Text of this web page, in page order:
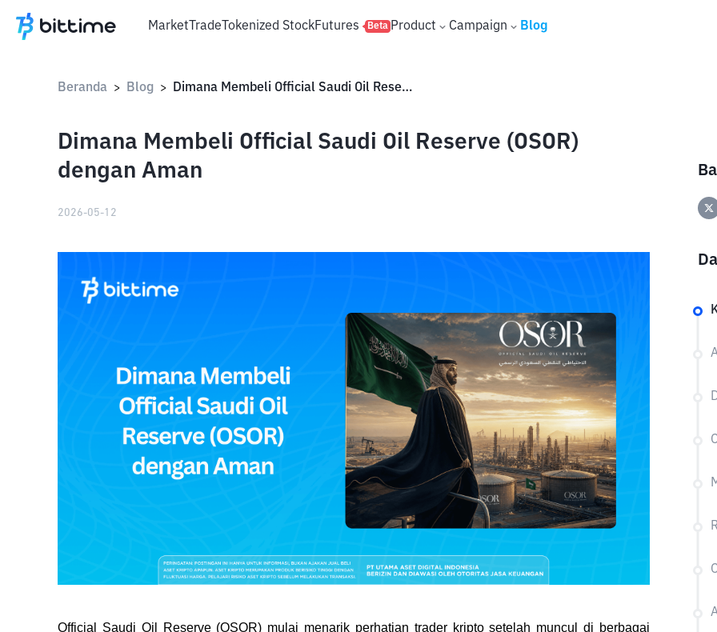
MarketTradeTokenized StockFutures Beta Product Campaign Blog
Beranda > Blog > Dimana Membeli Official Saudi Oil Reserve (OSOR) dengan Aman
Dimana Membeli Official Saudi Oil Reserve (OSOR)
dengan Aman
2026-05-12
Official Saudi Oil Reserve (OSOR) mulai menarik perhatian trader kripto setelah muncul di berbagai